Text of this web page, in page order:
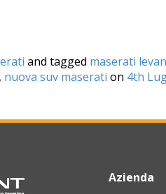
and tagged maserati
, nuova suv maserati on 4th
Azienda